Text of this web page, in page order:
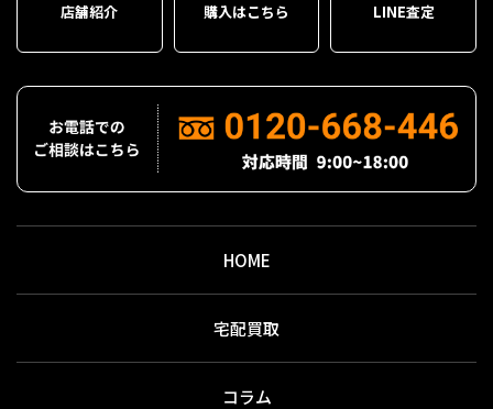
店舗紹介 購入はこちら LINE査定
HOME
宅配買取
コラム